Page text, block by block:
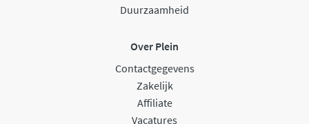
Duurzaamheid
Over Plein
Contactgegevens
Zakelijk
Affiliate
Vacatures